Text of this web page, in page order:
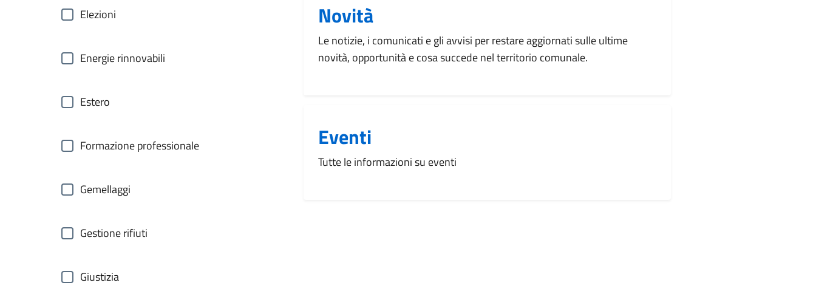
Elezioni
Energie rinnovabili
Estero
Formazione professionale
Gemellaggi
Gestione rifiuti
Giustizia
Novità
Le notizie, i comunicati e gli avvisi per restare aggiornati sulle ultime
novità, opportunità e cosa succede nel territorio comunale.
Eventi
Tutte le informazioni su eventi